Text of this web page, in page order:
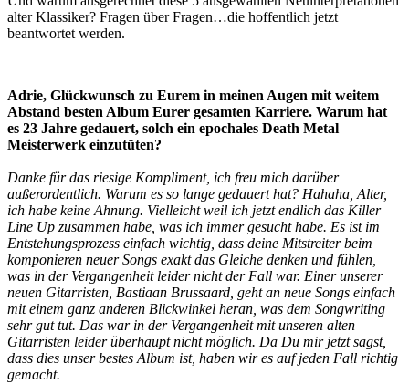
alter Klassiker? Fragen über Fragen…die hoffentlich jetzt
beantwortet werden.
Adrie, Glückwunsch zu Eurem in meinen Augen mit weitem
Abstand besten Album Eurer gesamten Karriere. Warum hat
es 23 Jahre gedauert, solch ein epochales Death Metal
Meisterwerk einzutüten?
Danke für das riesige Kompliment, ich freu mich darüber
außerordentlich. Warum es so lange gedauert hat? Hahaha, Alter,
ich habe keine Ahnung. Vielleicht weil ich jetzt endlich das Killer
Line Up zusammen habe, was ich immer gesucht habe. Es ist im
Entstehungsprozess einfach wichtig, dass deine Mitstreiter beim
komponieren neuer Songs exakt das Gleiche denken und fühlen,
was in der Vergangenheit leider nicht der Fall war. Einer unserer
neuen Gitarristen, Bastiaan Brussaard, geht an neue Songs einfach
mit einem ganz anderen Blickwinkel heran, was dem Songwriting
sehr gut tut. Das war in der Vergangenheit mit unseren alten
Gitarristen leider überhaupt nicht möglich. Da Du mir jetzt sagst,
dass dies unser bestes Album ist, haben wir es auf jeden Fall richtig
gemacht.